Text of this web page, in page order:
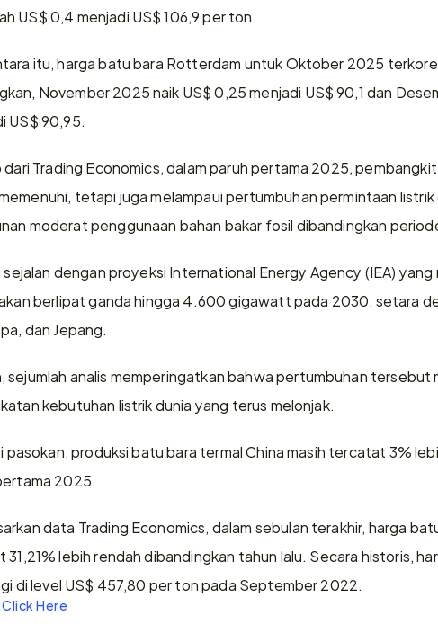
US$ 0,4 menjadi US$ 106,9 per ton.
itu, harga batu bara Rotterdam untuk Oktober 2025
November 2025 naik US$ 0,25 menjadi US$ 90,1 dan
US$ 90,95.
Trading Economics, dalam paruh pertama 2025,
tetapi juga melampaui pertumbuhan permintaan
moderat penggunaan bahan bakar fosil dibandingkan
sejalan dengan proyeksi International Energy Agency (IEA)
berlipat ganda hingga 4.600 gigawatt pada 2030, setara
dan Jepang.
sejumlah analis memperingatkan bahwa pertumbuhan
kebutuhan listrik dunia yang terus melonjak.
pasokan, produksi batu bara termal China masih tercatat 3%
2025.
data Trading Economics, dalam sebulan terakhir, harga
31,21% lebih rendah dibandingkan tahun lalu. Secara historis,
di level US$ 457,80 per ton pada September 2022.
Click Here